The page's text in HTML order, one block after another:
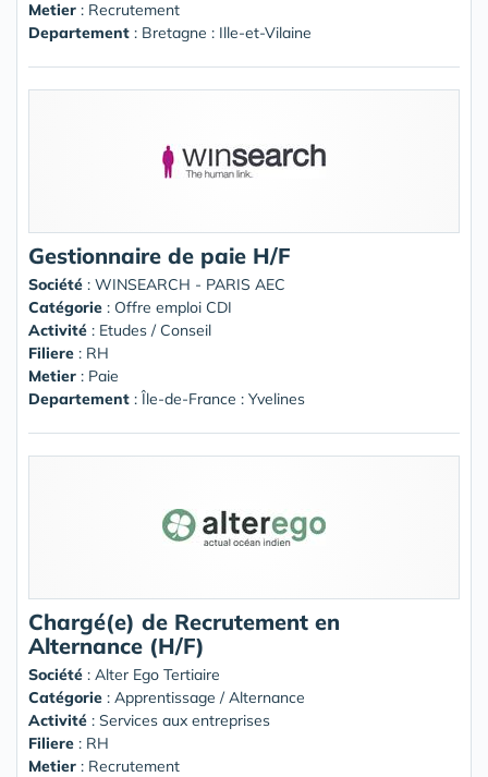
Metier : Recrutement
Departement : Bretagne : Ille-et-Vilaine
Gestionnaire de paie H/F
Société : WINSEARCH - PARIS AEC
Catégorie : Offre emploi CDI
Activité : Etudes / Conseil
Filiere : RH
Metier : Paie
Departement : Île-de-France : Yvelines
Chargé(e) de Recrutement en
Alternance (H/F)
Société : Alter Ego Tertiaire
Catégorie : Apprentissage / Alternance
Activité : Services aux entreprises
Filiere : RH
Metier : Recrutement